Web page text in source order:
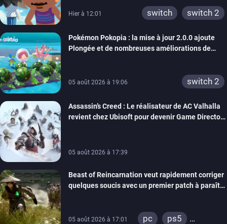
Hier à 12:01 switch switch 2
Pokémon Pokopia : la mise à jour 2.0.0 ajoute
Plongée et de nombreuses améliorations de
05 août 2026 à 19:06 switch 2
Assassin’s Creed : Le réalisateur de AC Valhalla
revient chez Ubisoft pour devenir Game Director
05 août 2026 à 17:39
Beast of Reincarnation veut rapidement corriger
quelques soucis avec un premier patch à paraître
05 août 2026 à 17:01 pc
ps5